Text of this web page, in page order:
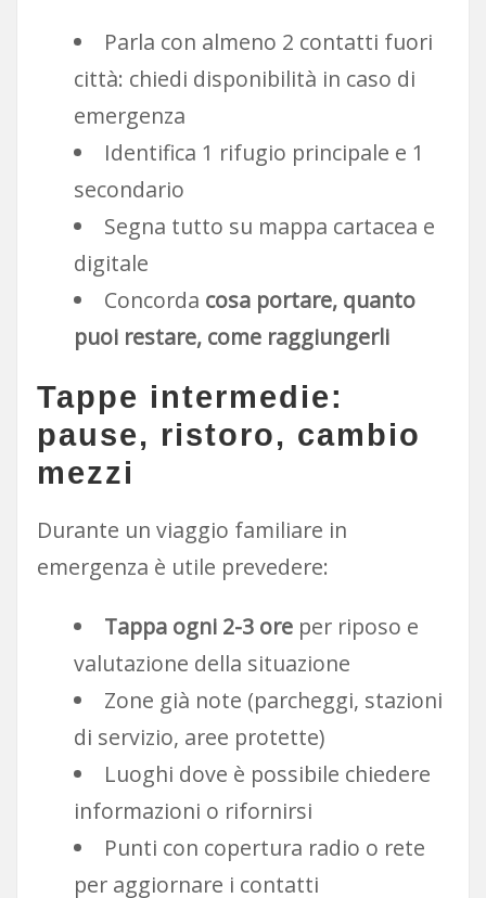
Parla con almeno 2 contatti fuori
città: chiedi disponibilità in caso di
emergenza
Identifica 1 rifugio principale e 1
secondario
Segna tutto su mappa cartacea e
digitale
Concorda cosa portare, quanto
puoi restare, come raggiungerli
Tappe intermedie:
pause, ristoro, cambio
mezzi
Durante un viaggio familiare in
emergenza è utile prevedere:
Tappa ogni 2-3 oreper riposo e
valutazione della situazione
Zone già note (parcheggi, stazioni
di servizio, aree protette)
Luoghi dove è possibile chiedere
informazioni o rifornirsi
Punti con copertura radio o rete
per aggiornare i contatti